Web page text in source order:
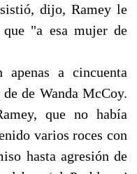
dijo, Ramey le
"a esa mujer de
a cincuenta
de Wanda McCoy.
que no había
varios roces con
hasta agresión de